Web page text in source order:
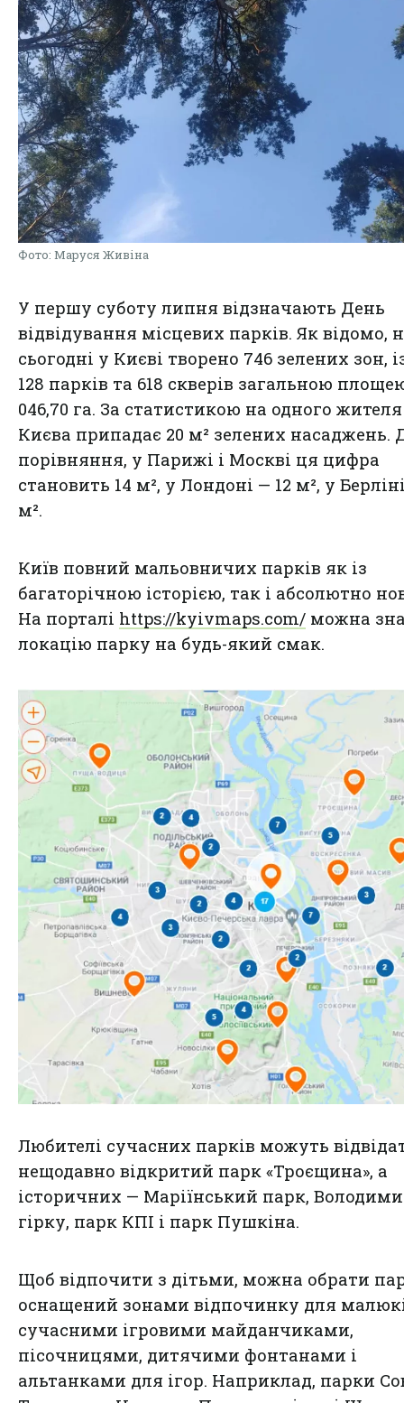
Фото: Маруся Живіна
У першу суботу липня відзначають День
відвідування місцевих парків. Як відомо,
сьогодні у Києві творено 746 зелених зон,
128 парків та 618 скверів загальною
046,70 га. За статистикою на одного жителя
Києва припадає 20 м² зелених насаджень.
порівняння, у Парижі і Москві ця цифра
становить 14 м², у Лондоні — 12 м², у
м².
Київ повний мальовничих парків як із
багаторічною історією, так і абсолютно
На порталі https://kyivmaps.com/ можна
локацію парку на будь-який смак.
Любителі сучасних парків можуть
нещодавно відкритий парк «Троєщина», а
історичних — Маріїнський парк,
гірку, парк КПІ і парк Пушкіна.
Щоб відпочити з дітьми, можна обрати
оснащений зонами відпочинку для
сучасними ігровими майданчиками,
пісочницями, дитячими фонтанами і
альтанками для ігор. Наприклад, парки